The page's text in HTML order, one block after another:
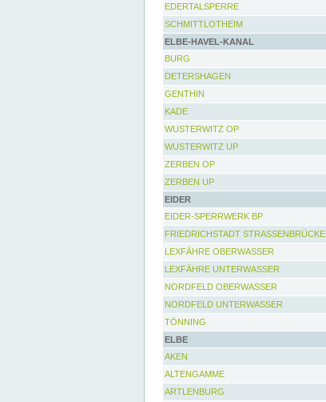
EDERTALSPERRE
SCHMITTLOTHEIM
ELBE-HAVEL-KANAL
BURG
DETERSHAGEN
GENTHIN
KADE
WUSTERWITZ OP
WUSTERWITZ UP
ZERBEN OP
ZERBEN UP
EIDER
EIDER-SPERRWERK BP
FRIEDRICHSTADT STRASSENBRÜCKE
LEXFÄHRE OBERWASSER
LEXFÄHRE UNTERWASSER
NORDFELD OBERWASSER
NORDFELD UNTERWASSER
TÖNNING
ELBE
AKEN
ALTENGAMME
ARTLENBURG